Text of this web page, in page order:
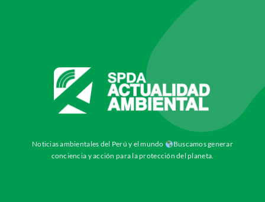
Noticias ambientales del Perú y el mundo
Buscamos generar
conciencia y acción para la protección del planeta.